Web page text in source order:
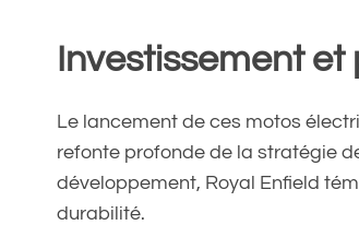
Investissement
Le lancement de ces motos
refonte profonde de la stratégie
développement, Royal Enfield
durabilité.